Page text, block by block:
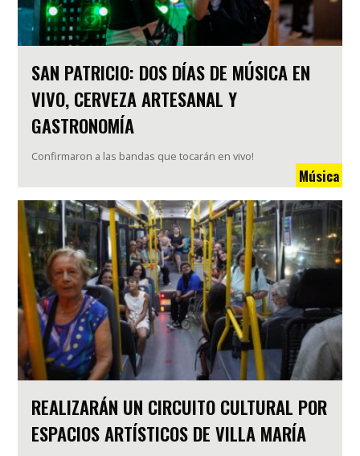
SAN PATRICIO: DOS DÍAS DE MÚSICA EN
VIVO, CERVEZA ARTESANAL Y
GASTRONOMÍA
Confirmaron a las bandas que tocarán en vivo!
Música
REALIZARÁN UN CIRCUITO CULTURAL POR
ESPACIOS ARTÍSTICOS DE VILLA MARÍA